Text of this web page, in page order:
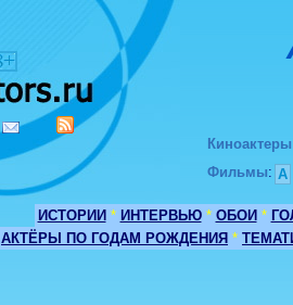
Киноактеры
Фильмы: А
ИСТОРИИ * ИНТЕРВЬЮ * ОБОИ *
АКТЁРЫ ПО ГОДАМ РОЖДЕНИЯ *